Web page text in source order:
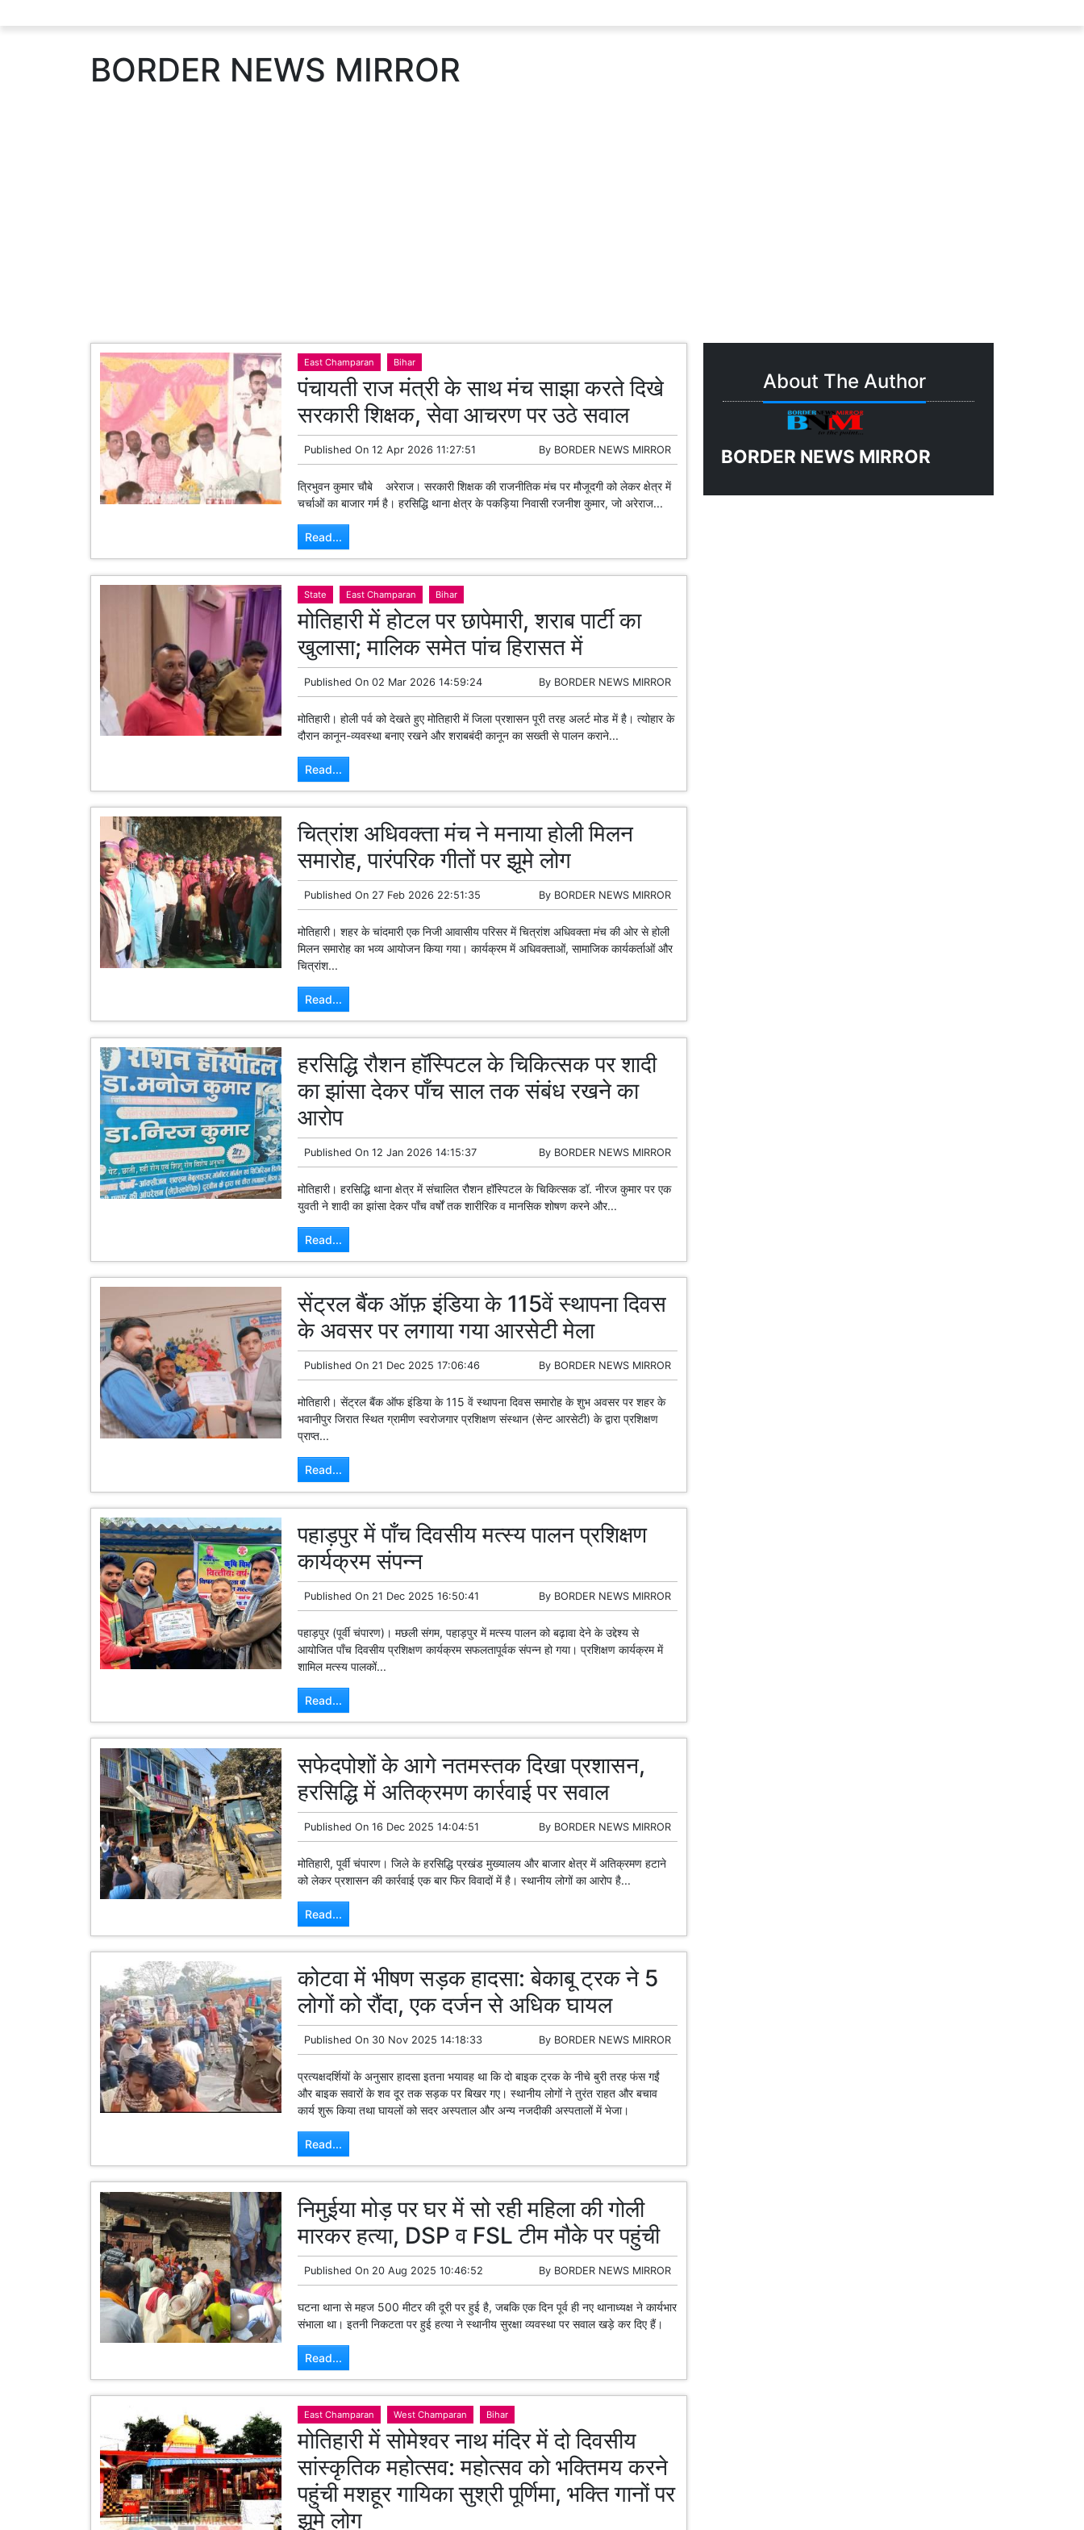
BORDER NEWS MIRROR
East Champaran Bihar
पंचायती राज मंत्री के साथ मंच साझा करते दिखे
सरकारी शिक्षक, सेवा आचरण पर उठे सवाल
Published On 12 Apr 2026 11:27:51 By BORDER NEWS MIRROR
त्रिभुवन कुमार चौबे अरेराज। सरकारी शिक्षक की राजनीतिक मंच पर मौजूदगी को लेकर क्षेत्र में
चर्चाओं का बाजार गर्म है। हरसिद्धि थाना क्षेत्र के पकड़िया निवासी रजनीश कुमार, जो अरेराज...
Read...
State East Champaran Bihar
मोतिहारी में होटल पर छापेमारी, शराब पार्टी का
खुलासा; मालिक समेत पांच हिरासत में
Published On 02 Mar 2026 14:59:24 By BORDER NEWS MIRROR
मोतिहारी। होली पर्व को देखते हुए मोतिहारी में जिला प्रशासन पूरी तरह अलर्ट मोड में है। त्योहार के
दौरान कानून-व्यवस्था बनाए रखने और शराबबंदी कानून का सख्ती से पालन कराने...
Read...
चित्रांश अधिवक्ता मंच ने मनाया होली मिलन
समारोह, पारंपरिक गीतों पर झूमे लोग
Published On 27 Feb 2026 22:51:35 By BORDER NEWS MIRROR
मोतिहारी। शहर के चांदमारी एक निजी आवासीय परिसर में चित्रांश अधिवक्ता मंच की ओर से होली
मिलन समारोह का भव्य आयोजन किया गया। कार्यक्रम में अधिवक्ताओं, सामाजिक कार्यकर्ताओं और
चित्रांश...
Read...
हरसिद्धि रौशन हॉस्पिटल के चिकित्सक पर शादी
का झांसा देकर पाँच साल तक संबंध रखने का
आरोप
Published On 12 Jan 2026 14:15:37 By BORDER NEWS MIRROR
मोतिहारी। हरसिद्धि थाना क्षेत्र में संचालित रौशन हॉस्पिटल के चिकित्सक डॉ. नीरज कुमार पर एक
युवती ने शादी का झांसा देकर पाँच वर्षों तक शारीरिक व मानसिक शोषण करने और...
Read...
सेंट्रल बैंक ऑफ़ इंडिया के 115वें स्थापना दिवस
के अवसर पर लगाया गया आरसेटी मेला
Published On 21 Dec 2025 17:06:46 By BORDER NEWS MIRROR
मोतिहारी। सेंट्रल बैंक ऑफ इंडिया के 115 वें स्थापना दिवस समारोह के शुभ अवसर पर शहर के
भवानीपुर जिरात स्थित ग्रामीण स्वरोजगार प्रशिक्षण संस्थान (सेन्ट आरसेटी) के द्वारा प्रशिक्षण
प्राप्त...
Read...
पहाड़पुर में पाँच दिवसीय मत्स्य पालन प्रशिक्षण
कार्यक्रम संपन्न
Published On 21 Dec 2025 16:50:41 By BORDER NEWS MIRROR
पहाड़पुर (पूर्वी चंपारण)। मछली संगम, पहाड़पुर में मत्स्य पालन को बढ़ावा देने के उद्देश्य से
आयोजित पाँच दिवसीय प्रशिक्षण कार्यक्रम सफलतापूर्वक संपन्न हो गया। प्रशिक्षण कार्यक्रम में
शामिल मत्स्य पालकों...
Read...
सफेदपोशों के आगे नतमस्तक दिखा प्रशासन,
हरसिद्धि में अतिक्रमण कार्रवाई पर सवाल
Published On 16 Dec 2025 14:04:51 By BORDER NEWS MIRROR
मोतिहारी, पूर्वी चंपारण। जिले के हरसिद्धि प्रखंड मुख्यालय और बाजार क्षेत्र में अतिक्रमण हटाने
को लेकर प्रशासन की कार्रवाई एक बार फिर विवादों में है। स्थानीय लोगों का आरोप है...
Read...
कोटवा में भीषण सड़क हादसा: बेकाबू ट्रक ने 5
लोगों को रौंदा, एक दर्जन से अधिक घायल
Published On 30 Nov 2025 14:18:33 By BORDER NEWS MIRROR
प्रत्यक्षदर्शियों के अनुसार हादसा इतना भयावह था कि दो बाइक ट्रक के नीचे बुरी तरह फंस गईं
और बाइक सवारों के शव दूर तक सड़क पर बिखर गए। स्थानीय लोगों ने तुरंत राहत और बचाव
कार्य शुरू किया तथा घायलों को सदर अस्पताल और अन्य नजदीकी अस्पतालों में भेजा।
Read...
निमुईया मोड़ पर घर में सो रही महिला की गोली
मारकर हत्या, DSP व FSL टीम मौके पर पहुंची
Published On 20 Aug 2025 10:46:52 By BORDER NEWS MIRROR
घटना थाना से महज 500 मीटर की दूरी पर हुई है, जबकि एक दिन पूर्व ही नए थानाध्यक्ष ने कार्यभार
संभाला था। इतनी निकटता पर हुई हत्या ने स्थानीय सुरक्षा व्यवस्था पर सवाल खड़े कर दिए हैं।
Read...
East Champaran West Champaran Bihar
मोतिहारी में सोमेश्वर नाथ मंदिर में दो दिवसीय
सांस्कृतिक महोत्सव: महोत्सव को भक्तिमय करने
पहुंची मशहूर गायिका सुश्री पूर्णिमा, भक्ति गानों पर
झूमे लोग
About The Author
BORDER NEWS MIRROR